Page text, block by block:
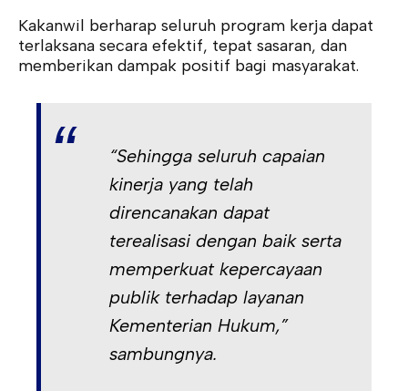
Kakanwil berharap seluruh program kerja dapat
terlaksana secara efektif, tepat sasaran, dan
memberikan dampak positif bagi masyarakat.
“Sehingga seluruh capaian
kinerja yang telah
direncanakan dapat
terealisasi dengan baik serta
memperkuat kepercayaan
publik terhadap layanan
Kementerian Hukum,”
sambungnya.